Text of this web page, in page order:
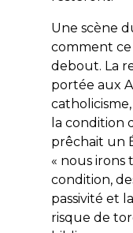
Une scène
comment
debout. La
portée aux
la condition
prêchait un
« nous irons
condition,
passivité et
risque de